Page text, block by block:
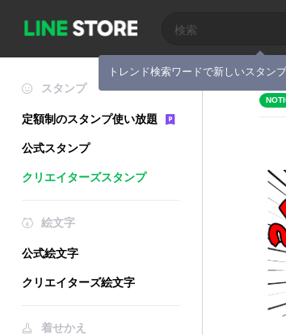
トレンド検索ワードで新しいスタン
スタンプ
定額制のスタンプ使い放題
公式スタンプ
クリエイターズスタンプ
絵文字
公式絵文字
クリエイターズ絵文字
着せかえ